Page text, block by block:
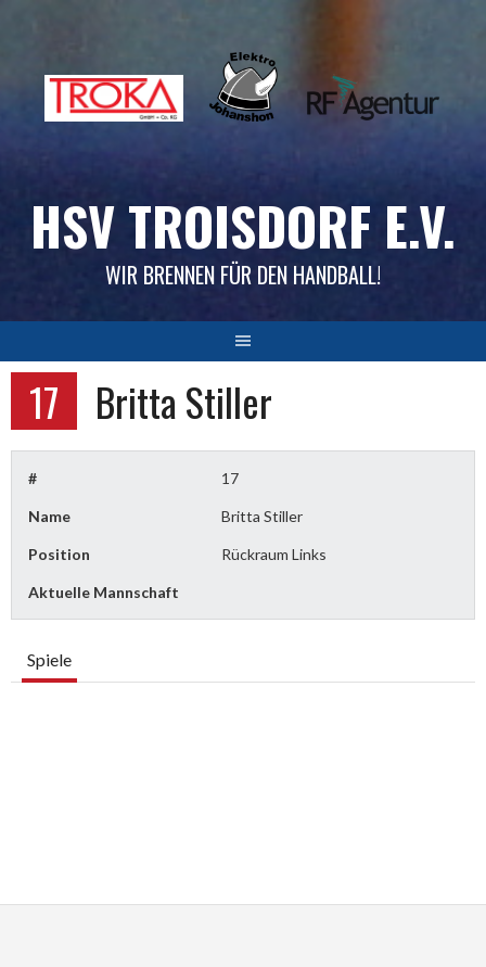
HSV TROISDORF E.V.
WIR BRENNEN FÜR DEN HANDBALL!
17 Britta Stiller
# 17
Name Britta Stiller
Position Rückraum Links
Aktuelle Mannschaft
Spiele